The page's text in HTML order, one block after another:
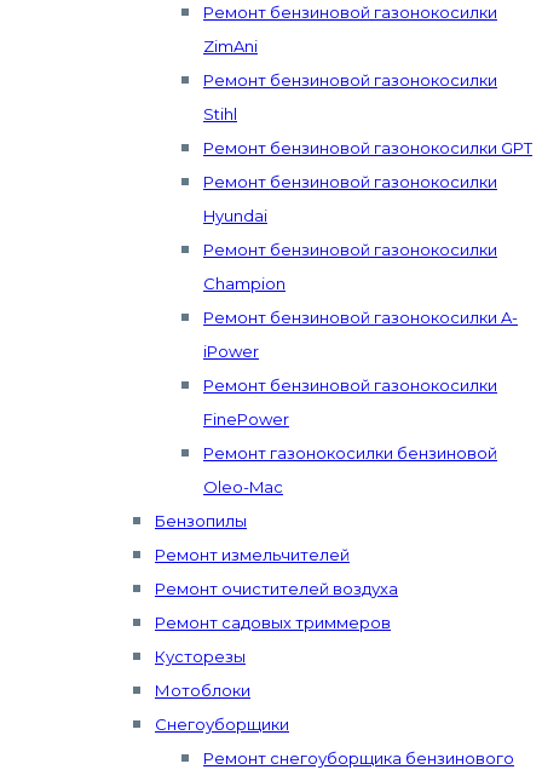
Ремонт бензиновой газонокосилки
ZimAni
Ремонт бензиновой газонокосилки
Stihl
Ремонт бензиновой газонокосилки GPT
Ремонт бензиновой газонокосилки
Hyundai
Ремонт бензиновой газонокосилки
Champion
Ремонт бензиновой газонокосилки A-
iPower
Ремонт бензиновой газонокосилки
FinePower
Ремонт газонокосилки бензиновой
Oleo-Mac
Бензопилы
Ремонт измельчителей
Ремонт очистителей воздуха
Ремонт садовых триммеров
Кусторезы
Мотоблоки
Снегоуборщики
Ремонт снегоуборщика бензинового